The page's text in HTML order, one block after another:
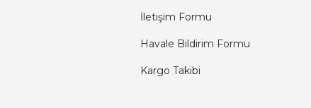
İletişim Formu
Havale Bildirim Formu
Kargo Takibi